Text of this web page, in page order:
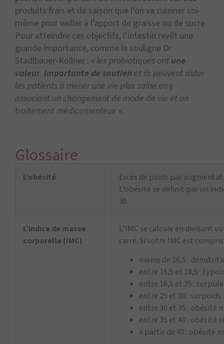
produits frais et de saison que l’on va cuisiner soi-
même pour veiller à l’apport de graisse ou de sucre.
Pour atteindre ces objectifs, l’intestin revêt une
grande importance, comme le souligne Dr
Stadlbauer-Köllner : « les probiotiques ont une
valeur importante de soutien et ils peuvent aider
les patients à mener une vie plus saine en y
associant un changement de mode de vie et un
traitement médicamenteux ».
Glossaire
L’obésité
Excès de poids par
L’obésité se définit par un
30.
L’indice de masse
corporelle (IMC)
L’IMC se calcule en divisant
carré. Si votre IMC est
moins de 16,5 :
entre 16,5 et 18,5 :
entre 18,5 et 25 :
entre 25 et 30 : surpoids
entre 30 et 35 : obésité
entre 35 et 40 : obésité
à partir de 40 : obésité